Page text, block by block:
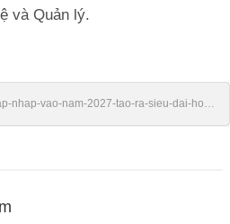
và Quản lý.
nhap-vao-nam-2027-tao-ra-sieu-dai-hoc-